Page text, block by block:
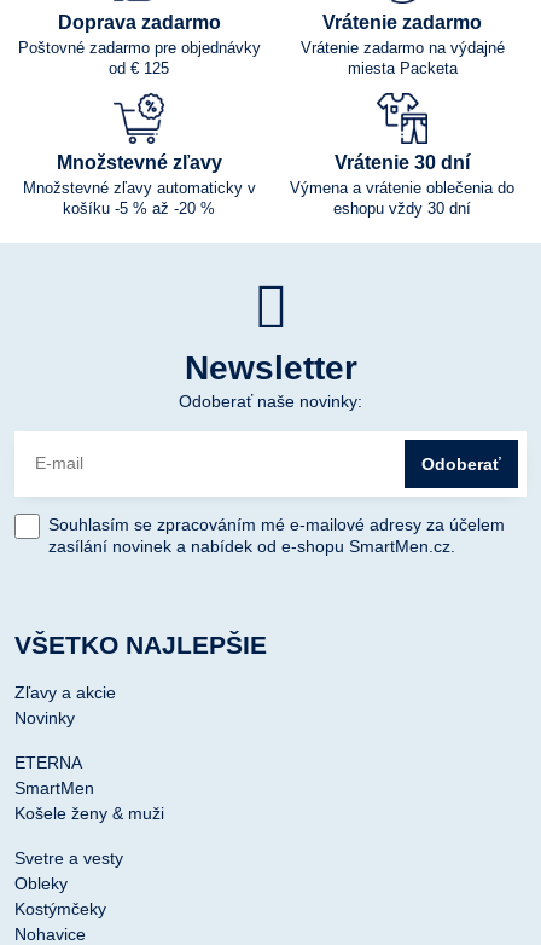
Doprava zadarmo
Poštovné zadarmo pre objednávky
od € 125
Vrátenie zadarmo
Vrátenie zadarmo na výdajné
miesta Packeta
Množstevné zľavy
Množstevné zľavy automaticky v
košíku -5 % až -20 %
Vrátenie 30 dní
Výmena a vrátenie oblečenia do
eshopu vždy 30 dní
Newsletter
Odoberať naše novinky:
Odoberať
Souhlasím se zpracováním mé e-mailové adresy za účelem
zasílání novinek a nabídek od e-shopu SmartMen.cz.
VŠETKO NAJLEPŠIE
Zľavy a akcie
Novinky
ETERNA
SmartMen
Košele ženy & muži
Svetre a vesty
Obleky
Kostýmčeky
Nohavice